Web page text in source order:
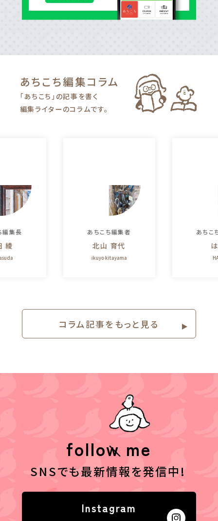
あちこち編集コラム
「あちこち」の記事を書く
編集ライターのコラムです。
編集長
綾
あちこち編集者
北山 育代
ikuyo kitayama
あちこ
コラム記事をもっと⾒る
follow me
SNSでも最新情報を発信中!
Instagram